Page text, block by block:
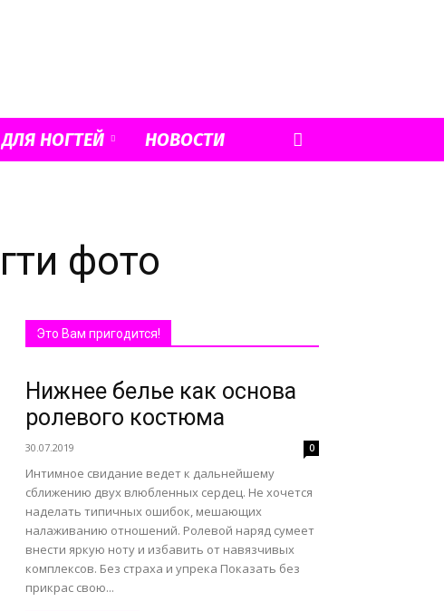
НОГТЕЙ НОВОСТИ
фото
Это Вам пригодится!
Нижнее белье как основа
ролевого костюма
30.07.2019 0
Интимное свидание ведет к дальнейшему
сближению двух влюбленных сердец. Не хочется
наделать типичных ошибок, мешающих
налаживанию отношений. Ролевой наряд сумеет
внести яркую ноту и избавить от навязчивых
комплексов. Без страха и упрека Показать без
прикрас свою...